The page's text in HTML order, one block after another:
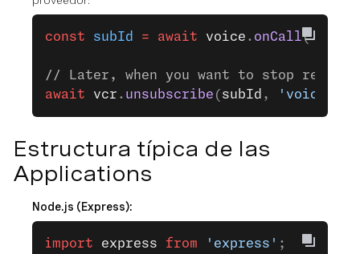
const subId = await voice . onCall(
// Later, when you want to stop
await vcr . unsubscribe ( subId , 'voice'
Estructura típica de las
Applications
Node.js (Express):
import express from 'express' ;